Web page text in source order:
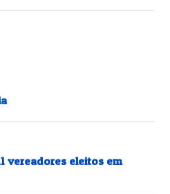
vereadores eleitos em